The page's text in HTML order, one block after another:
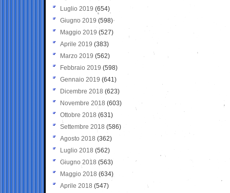
Luglio 2019 (654)
Giugno 2019 (598)
Maggio 2019 (527)
Aprile 2019 (383)
Marzo 2019 (562)
Febbraio 2019 (598)
Gennaio 2019 (641)
Dicembre 2018 (623)
Novembre 2018 (603)
Ottobre 2018 (631)
Settembre 2018 (586)
Agosto 2018 (362)
Luglio 2018 (562)
Giugno 2018 (563)
Maggio 2018 (634)
Aprile 2018 (547)